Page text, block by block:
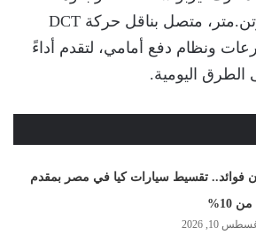
حصانًا وعزم 230 نيوتن.متر، متصل بناقل حركة DCT
من 6 سرعات ونظام دفع أمامي، لتقدم أداءً
الطرق اليومية.
فوائد.. تقسيط سيارات كيا في مصر بمقدم
10%
10, 2026